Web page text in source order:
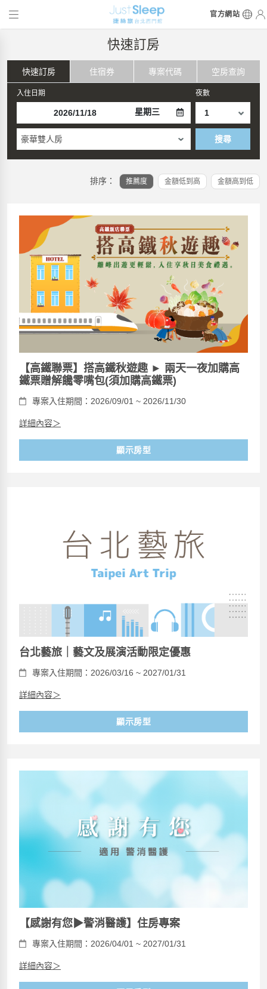
官方網站
快速訂房
快速訂房 住宿券 專案代碼 空房查詢
入住日期
星期三
夜數
豪華雙人房 搜尋
排序： 推薦度 金額低到高 金額高到低
【高鐵聯票】搭高鐵秋遊趣 ► 兩天一夜加購高
鐵票贈解饞零嘴包(須加購高鐵票)
專案入住期間：2026/09/01 ~ 2026/11/30
詳細內容＞
顯示房型
台北藝旅｜藝文及展演活動限定優惠
專案入住期間：2026/03/16 ~ 2027/01/31
詳細內容＞
顯示房型
【感謝有您▶警消醫護】住房專案
專案入住期間：2026/04/01 ~ 2027/01/31
詳細內容＞